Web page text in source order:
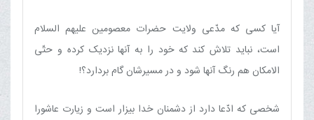
آیا کسی که مدّعی ولایت حضرات معصومین علیهم السلام
است، نباید تلاش کند که خود را به آنها نزدیک کرده و حتّی
الامکان هم رنگ آنها شود و در مسیرشان گام بردارد؟!
شخصی که ادّعا دارد از دشمنان خدا بیزار است و زیارت عاشورا